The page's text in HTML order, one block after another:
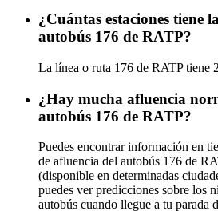
¿Cuántas estaciones tiene
autobús 176 de RATP?
La línea o ruta 176 de RATP tiene
¿Hay mucha afluencia
autobús 176 de RATP?
Puedes encontrar información en
de afluencia del autobús 176 de
(disponible en determinadas
puedes ver predicciones sobre los
autobús cuando llegue a tu parada